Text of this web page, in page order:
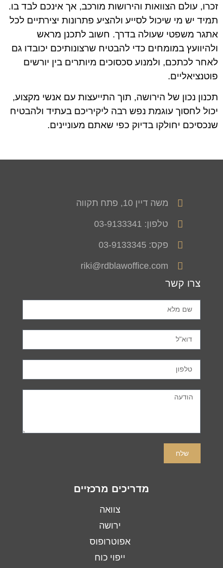
זכרו, עולם הצוואות והירושות מורכב, אך אינכם לבד בו.
תמיד יש מי שיכול לסייע ולהציע פתרונות יצירתיים לכל
אתגר משפטי שעולה בדרך. חשוב לתכנן מראש
ולהיוועץ במומחים כדי להבטיח שרצונותיכם יכובדו גם
לאחר לכתכם, ולמנוע סכסוכים מיותרים בין יורשים
פוטנציאליים.
תכנון נכון של הירושה, תוך התייעצות עם אנשי מקצוע,
יכול לחסוך עוגמת נפש רבה ליקיריכם בעתיד ולהבטיח
שנכסיכם יחולקו בדיוק כפי שאתם מעוניינים.
משה דיין 10, פתח תקווה
טלפון: 03-9133341
פקס: 03-9133345
riki@rdblawoffice.com
צרו קשר
שלח
מדריכים מרכזיים
צוואה
ירושה
אפוטרופוס
ייפוי כוח